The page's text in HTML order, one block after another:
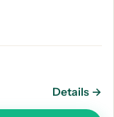
Details →